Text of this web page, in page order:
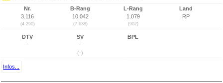
Nr.
3.116
(4.290)
B-Rang
10.042
(7.638)
L-Rang
1.079
(902)
Land
RP
DTV
-
SV
-
(-)
BPL
Infos...